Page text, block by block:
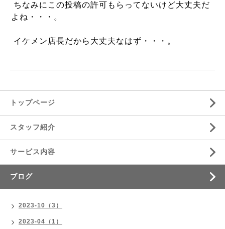
ちなみにこの投稿の許可もらってないけど大丈夫だ
よね・・・。
イケメン店長だから大丈夫なはず・・・。
トップページ
スタッフ紹介
サービス内容
ブログ
2023-10（3）
2023-04（1）